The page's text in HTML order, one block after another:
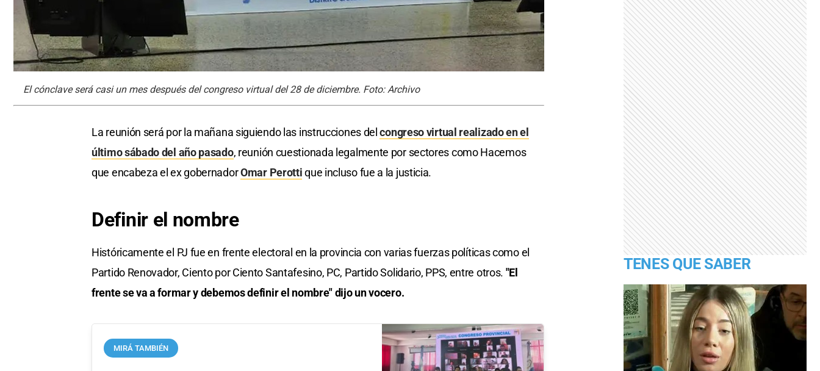
El cónclave será casi un mes después del congreso virtual del 28 de diciembre. Foto: Archivo
La reunión será por la mañana siguiendo las instrucciones delcongreso virtual realizado en el
último sábado del año pasado, reunión cuestionada legalmente por sectores como Hacemos
que encabeza el ex gobernadorOmar Perottique incluso fue a la justicia.
Definir el nombre
Históricamente el PJ fue en frente electoral en la provincia con varias fuerzas políticas como el
Partido Renovador, Ciento por Ciento Santafesino, PC, Partido Solidario, PPS, entre otros. "El
frente se va a formar y debemos definir el nombre" dijo un vocero.
MIRÁ TAMBIÉN
TENES QUE SABER